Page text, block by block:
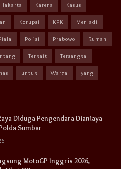
Jakarta Karena Kasus
Korupsi KPK Menjadi
Polisi Prabowo Rumah
Terkait Tersangka
untuk Warga yang
Diduga Pengendara Dianiaya
Sumbar
MotoGP Inggris 2026,